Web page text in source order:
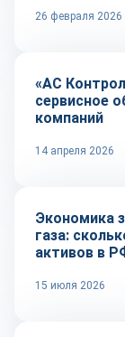
26 февраля 2026
Репортаж
«АС
сервисное
компаний
14 апреля 2026
Тренды
Экономика
газа:
активов в
15 июля 2026
Репортаж